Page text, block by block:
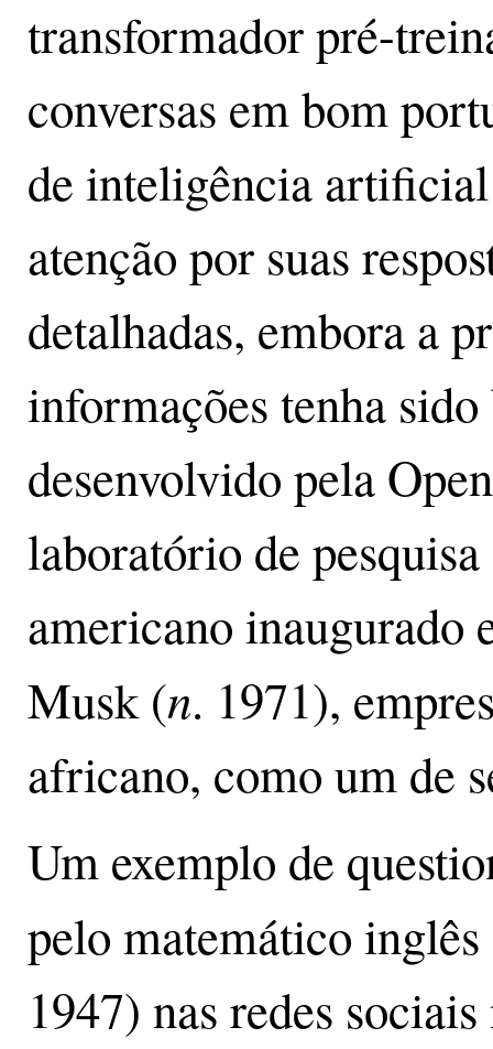
transformador pré-
conversas em bom
de inteligência
atenção por suas
detalhadas, embora a
informações tenha
desenvolvido pela
laboratório de
americano inaugurado
Musk (n. 1971),
africano, como um de
Um exemplo de
pelo matemático
1947) nas redes